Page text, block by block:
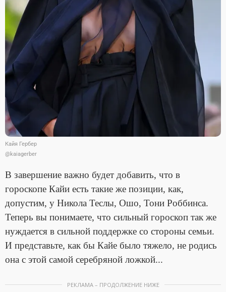
Кайя Гербер
@kaiagerber
В завершение важно будет добавить, что в
гороскопе Кайи есть такие же позиции, как,
допустим, у Никола Теслы, Ошо, Тони Роббинса.
Теперь вы понимаете, что сильный гороскоп так же
нуждается в сильной поддержке со стороны семьи.
И представьте, как бы Кайе было тяжело, не родись
она с этой самой серебряной ложкой...
РЕКЛАМА – ПРОДОЛЖЕНИЕ НИЖЕ